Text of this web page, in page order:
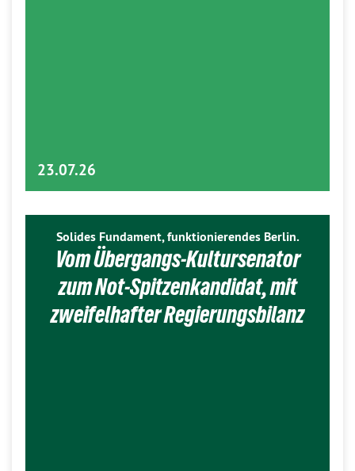
23.07.26
Solides Fundament, funktionierendes Berlin.
Vom Übergangs-Kultursenator
zum Not-Spitzenkandidat, mit
zweifelhafter Regierungsbilanz